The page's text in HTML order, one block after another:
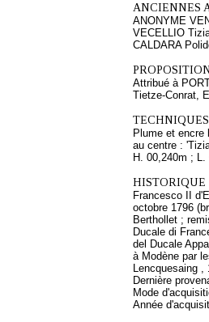
ANCIENNES
ANONYME
VECELLIO
CALDARA
Attribué à
Tietze-Conrat,
Plume et encre
au centre :
H. 00,240m ; L.
HISTORIQUE
Francesco II
octobre 1796
Berthollet ;
Ducale di
del Ducale
à Modène par
Lencquesaing ,
Dernière
Mode
Année